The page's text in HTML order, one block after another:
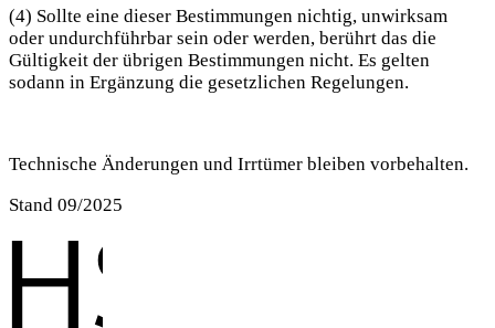
(4) Sollte eine dieser Bestimmungen nichtig, unwirksam
oder undurchführbar sein oder werden, berührt das die
Gültigkeit der übrigen Bestimmungen nicht. Es gelten
sodann in Ergänzung die gesetzlichen Regelungen.
Technische Änderungen und Irrtümer bleiben vorbehalten.
Stand 09/2025